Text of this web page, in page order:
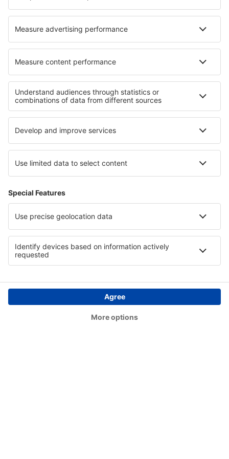
North Ronaldsay (NRL)
Norwich Intl Airport (NWI)
Nottingham Airport (NQT)
Papa Westray (PPW)
Heliportul Penzance (PZE)
Glasgow
Southampton Intl Airport (SOU)
Isles of Scilly St Mary's (ISC)
Londra
Stornoway Airport (SYY)
Lerwick
Swansea Airport (SWS)
Teesside (MME)
Lerwick
Balemartine Tiree (TRE)